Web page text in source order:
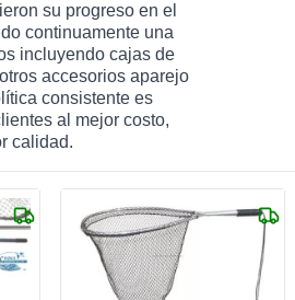
su progreso en el
continuamente una
incluyendo cajas de
accesorios aparejo
consistente es
al mejor costo,
calidad.